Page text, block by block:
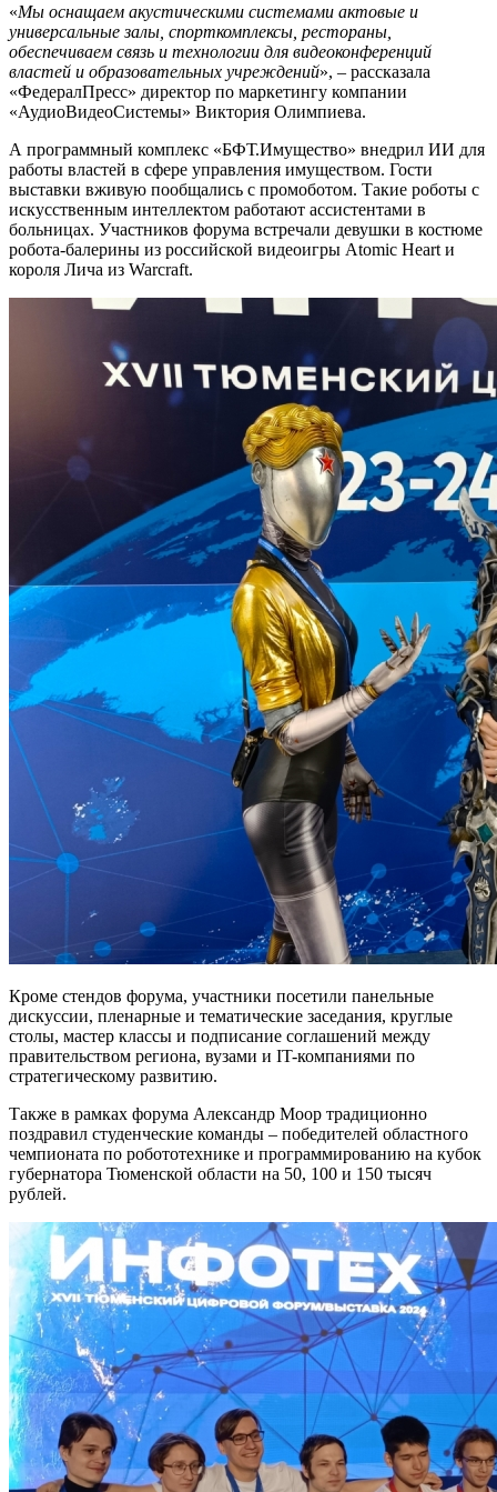
«Мы оснащаем акустическими системами актовые и
универсальные залы, спорткомплексы, рестораны,
обеспечиваем связь и технологии для видеоконференций
властей и образовательных учреждений», – рассказала
«ФедералПресс» директор по маркетингу компании
«АудиоВидеоСистемы» Виктория Олимпиева.
А программный комплекс «БФТ.Имущество» внедрил ИИ для
работы властей в сфере управления имуществом. Гости
выставки вживую пообщались с промоботом. Такие роботы с
искусственным интеллектом работают ассистентами в
больницах. Участников форума встречали девушки в костюме
робота-балерины из российской видеоигры Atomic Heart и
короля Лича из Warcraft.
Кроме стендов форума, участники посетили панельные
дискуссии, пленарные и тематические заседания, круглые
столы, мастер классы и подписание соглашений между
правительством региона, вузами и IT-компаниями по
стратегическому развитию.
Также в рамках форума Александр Моор традиционно
поздравил студенческие команды – победителей областного
чемпионата по робототехнике и программированию на кубок
губернатора Тюменской области на 50, 100 и 150 тысяч
рублей.